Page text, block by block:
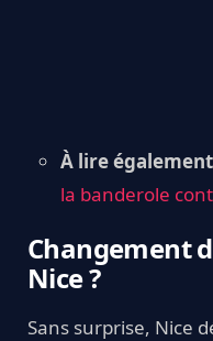
À lire
la banderole
Changement
Nice ?
Sans surprise, Nice